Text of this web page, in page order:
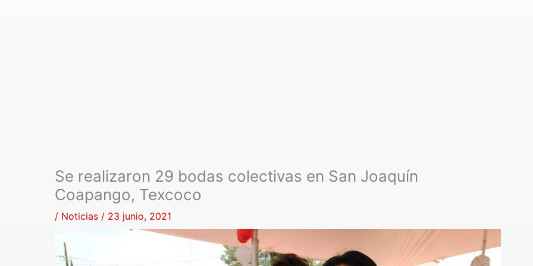
Se realizaron 29 bodas colectivas en San Joaquín
Coapango, Texcoco
/ Noticias / 23 junio, 2021